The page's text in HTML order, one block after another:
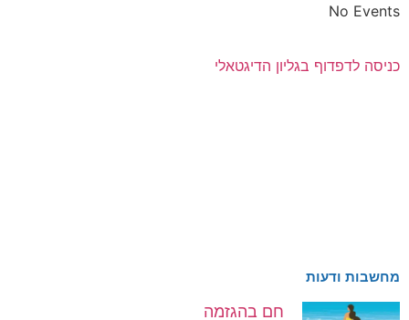
No Events
כניסה לדפדוף בגליון הדיגטאלי
מחשבות ודעות
חם בהגזמה